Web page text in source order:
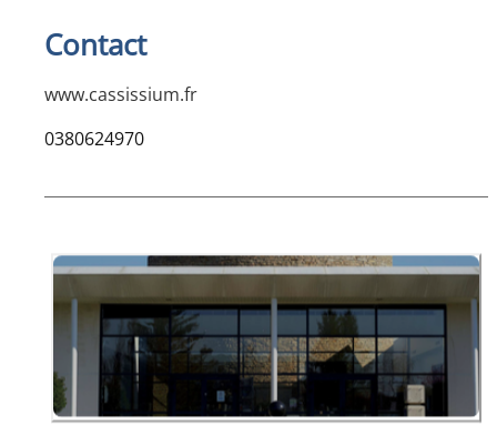
Contact
www.cassissium.fr
0380624970